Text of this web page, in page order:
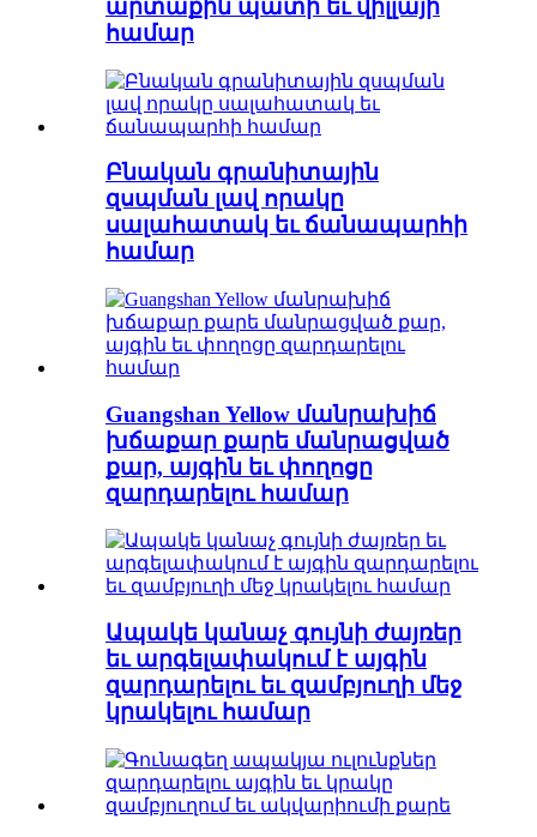
արտաքին պատի եւ վիլլայի
համար
Բնական գրանիտային
զսպման լավ որակը
սալահատակ եւ ճանապարհի
համար
Guangshan Yellow մանրախիճ
խճաքար քարե մանրացված
քար, այգին եւ փողոցը
զարդարելու համար
Ապակե կանաչ գույնի ժայռեր
եւ արգելափակում է այգին
զարդարելու եւ զամբյուղի մեջ
կրակելու համար